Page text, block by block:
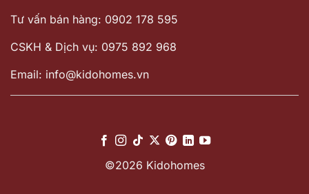
Tư vấn bán hàng: 0902 178 595
CSKH & Dịch vụ: 0975 892 968
Email: info@kidohomes.vn
©2026 Kidohomes